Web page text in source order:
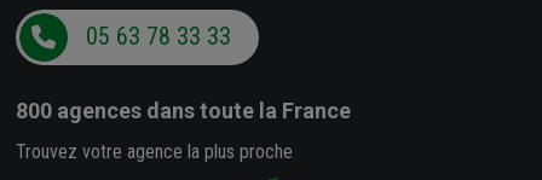
05 63 78 33 33
800 agences dans toute la France
Trouvez votre agence la plus proche